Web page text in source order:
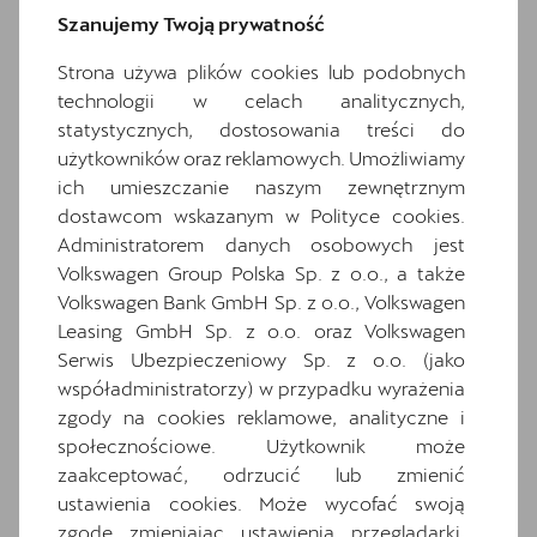
Dwupoziomowa podłoga bagażnika
Extended pedestrian protection
Gniazdo 12V z przodu i 230V w bagażniku
Hamulce tarczowe z przodu
Hybrid drive system mHEV
Informacje o oponach
Inteligentny asystent parkowania z funkcją
zdalnego sterowania z telefonu
Komplet dywaników
Media System Plus: 12.9-calowy kolorowy
ekran dotykowy
Osłony przeciwsłoneczne kierowcy i
pasażera z zamykanymi i podświetlanymi
lusterkami
Oświetlenie powitalne w lusterkach boczn
ych
Szanujemy Twoją prywatność
Strona używa plików cookies lub podobnych
technologii w celach analitycznych,
statystycznych, dostosowania treści do
użytkowników oraz reklamowych. Umożliwiamy
ich umieszczanie naszym zewnętrznym
dostawcom wskazanym w Polityce cookies.
Administratorem danych osobowych jest
Volkswagen Group Polska Sp. z o.o., a także
Volkswagen Bank GmbH Sp. z o.o., Volkswagen
Leasing GmbH Sp. z o.o. oraz Volkswagen
Serwis Ubezpieczeniowy Sp. z o.o. (jako
współadministratorzy) w przypadku wyrażenia
zgody na cookies reklamowe, analityczne i
społecznościowe. Użytkownik może
zaakceptować, odrzucić lub zmienić
ustawienia cookies. Może wycofać swoją
zgodę zmieniając ustawienia przeglądarki.